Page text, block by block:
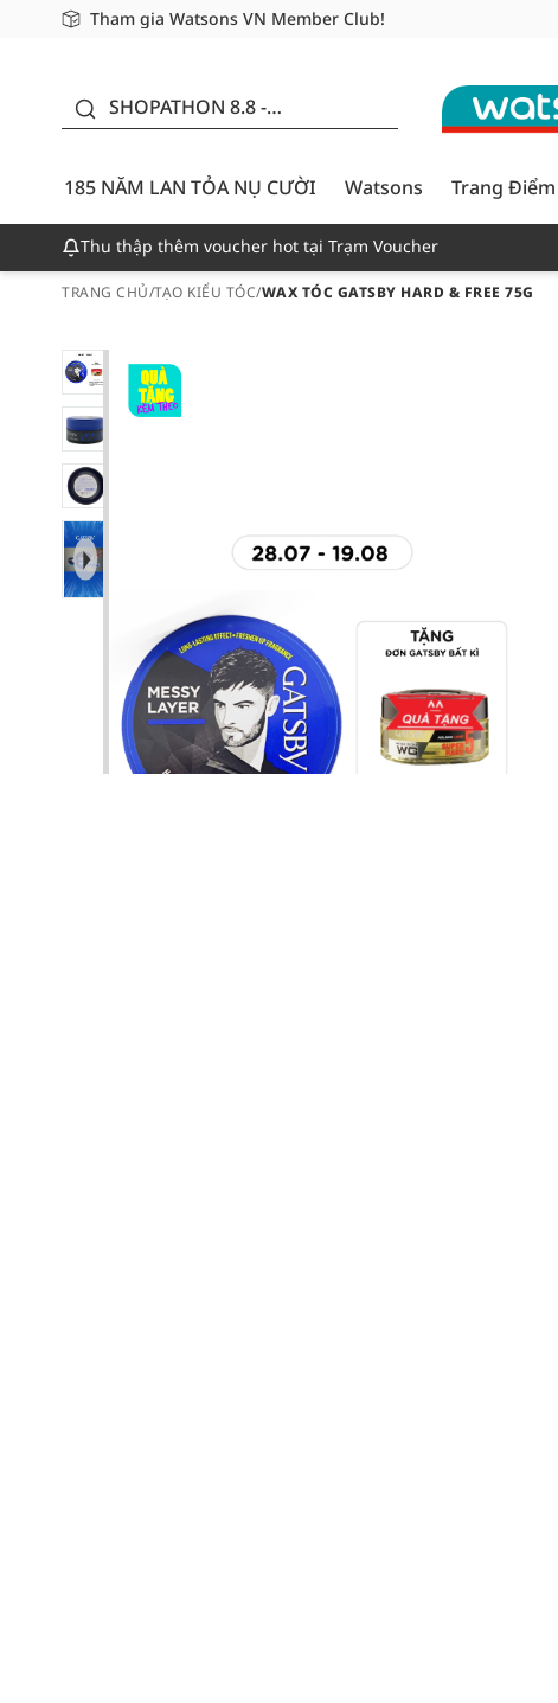
Tham gia Watsons VN Member Club!
Miễn phí giao hàng cho đơn hàng từ 249,000Đ
Giao hàng nhanh 24h - Áp dụng khu vực TP. Hồ Chí Minh
SHOPATHON 8.8 -
CƯỜI - GIẢM ĐẾN
50%
185 NĂM LAN TỎA NỤ CƯỜI
Watsons Trang Điểm
Thu thập thêm voucher hot tại Trạm Voucher
TRANG CHỦ/TẠO KIỂU TÓC/WAX TÓC GATSBY HARD & FREE 75G